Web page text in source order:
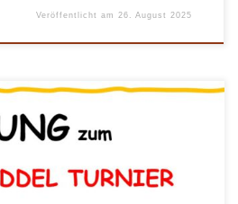
Veröffentlicht am 26. August 2025
Bitte meldet euch bis zum
Petra Wilke Email: petra-